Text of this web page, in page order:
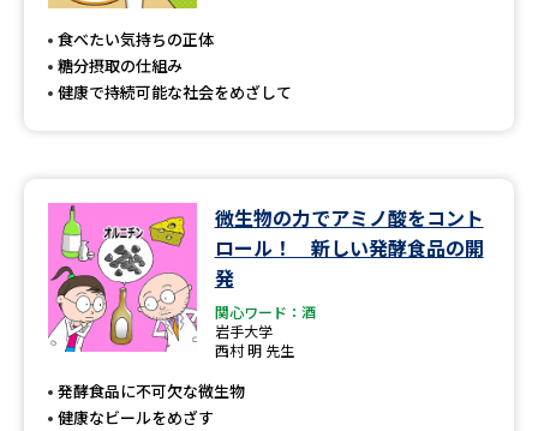
新学年スタート号特集ページ
（高3生用）
SELFBRAND特集ページ
オープンキャンパス検索 実施プログラムから探す
来場型・Web型イベント特集
食べたい気持ちの正体
糖分摂取の仕組み
健康で持続可能な社会をめざして
微生物の力でアミノ酸をコント
ロール！ 新しい発酵食品の開
発
関心ワード：酒
岩手大学
西村 明 先生
発酵食品に不可欠な微生物
健康なビールをめざす